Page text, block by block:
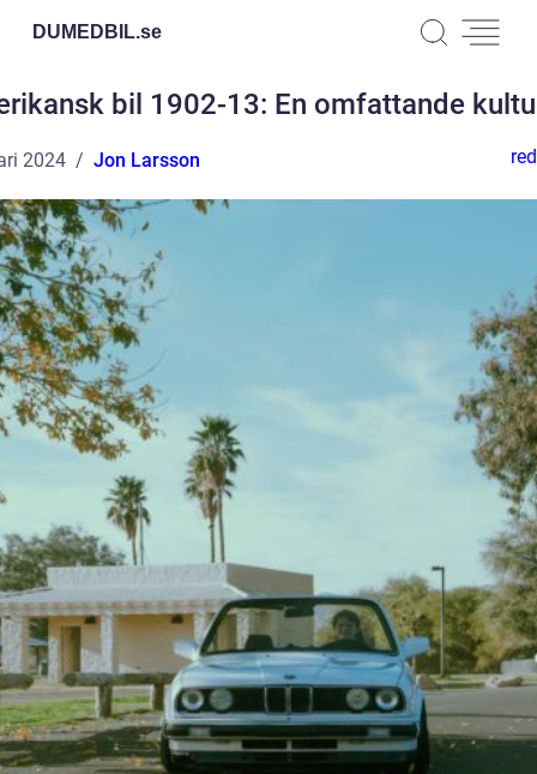
DUMEDBIL.se
bil 1902-13: En omfattande
2024 Jon Larsson